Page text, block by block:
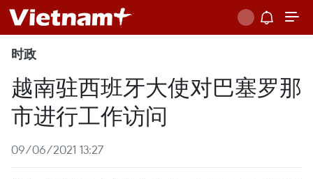
时政
越南驻西班牙大使对巴塞罗那
市进行工作访问
09/06/2021 13:27